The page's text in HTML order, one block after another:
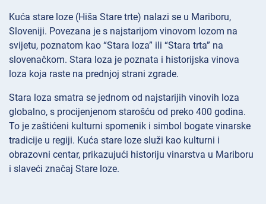
Kuća stare loze (Hiša Stare trte) nalazi se u Mariboru,
Sloveniji. Povezana je s najstarijom vinovom lozom na
svijetu, poznatom kao “Stara loza” ili “Stara trta” na
slovenačkom. Stara loza je poznata i historijska vinova
loza koja raste na prednjoj strani zgrade.
Stara loza smatra se jednom od najstarijih vinovih loza
globalno, s procijenjenom starošću od preko 400 godina.
To je zaštićeni kulturni spomenik i simbol bogate vinarske
tradicije u regiji. Kuća stare loze služi kao kulturni i
obrazovni centar, prikazujući historiju vinarstva u Mariboru
i slaveći značaj Stare loze.